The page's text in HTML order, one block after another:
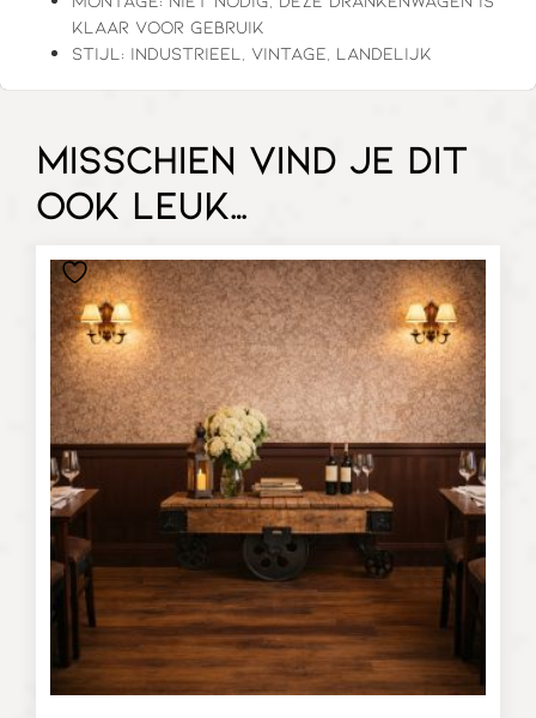
klaar voor gebruik
Stijl: industrieel, vintage, landelijk
Misschien vind je dit
ook leuk…